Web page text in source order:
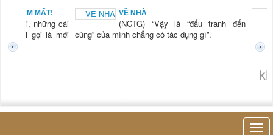
MẤT!
những cái
gọi là mới
VỀ NHÀ
(NCTG) “Vậy là “đấu tranh đến
cùng” của mình chẳng có tác dụng gì”.